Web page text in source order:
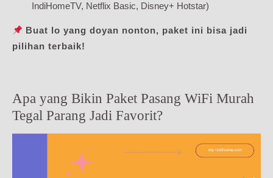
IndiHomeTV, Netflix Basic, Disney+ Hotstar)
Buat lo yang doyan nonton, paket ini bisa jadi
pilihan terbaik!
Apa yang Bikin Paket Pasang WiFi Murah
Tegal Parang Jadi Favorit?